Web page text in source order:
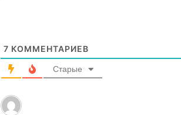
7 КОММЕНТАРИЕВ
Старые